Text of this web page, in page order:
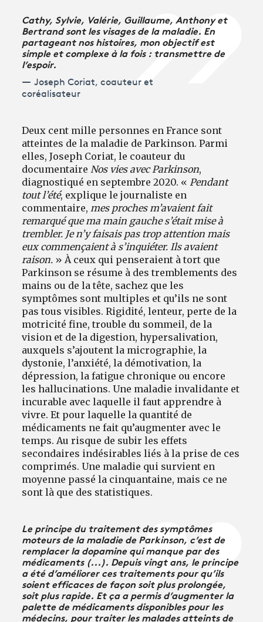
Cathy, Sylvie, Valérie, Guillaume, Anthony et
Bertrand sont les visages de la maladie. En
partageant nos histoires, mon objectif est
simple et complexe à la fois : transmettre de
l’espoir.
Joseph Coriat, coauteur et
coréalisateur
Deux cent mille personnes en France sont
atteintes de la maladie de Parkinson. Parmi
elles, Joseph Coriat, le coauteur du
documentaire Nos vies avec Parkinson,
diagnostiqué en septembre 2020. « Pendant
tout l’été, explique le journaliste en
commentaire, mes proches m’avaient fait
remarqué que ma main gauche s’était mise à
trembler. Je n’y faisais pas trop attention mais
eux commençaient à s’inquiéter. Ils avaient
raison. » À ceux qui penseraient à tort que
Parkinson se résume à des tremblements des
mains ou de la tête, sachez que les
symptômes sont multiples et qu’ils ne sont
pas tous visibles. Rigidité, lenteur, perte de la
motricité fine, trouble du sommeil, de la
vision et de la digestion, hypersalivation,
auxquels s’ajoutent la micrographie, la
dystonie, l’anxiété, la démotivation, la
dépression, la fatigue chronique ou encore
les hallucinations. Une maladie invalidante et
incurable avec laquelle il faut apprendre à
vivre. Et pour laquelle la quantité de
médicaments ne fait qu’augmenter avec le
temps. Au risque de subir les effets
secondaires indésirables liés à la prise de ces
comprimés. Une maladie qui survient en
moyenne passé la cinquantaine, mais ce ne
sont là que des statistiques.
Le principe du traitement des symptômes
moteurs de la maladie de Parkinson, c’est de
remplacer la dopamine qui manque par des
médicaments (...). Depuis vingt ans, le principe
a été d’améliorer ces traitements pour qu’ils
soient efficaces de façon soit plus prolongée,
soit plus rapide. Et ça a permis d’augmenter la
palette de médicaments disponibles pour les
médecins, pour traiter les malades atteints de